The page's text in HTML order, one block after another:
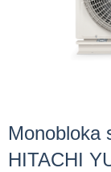
Monobloka
HITACHI